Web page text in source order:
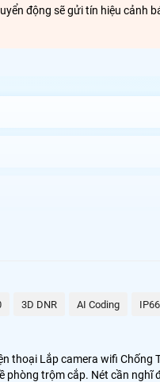
động sẽ gửi tín hiệu cảnh
của sản phẩm bao gồm
không chỉ giúp tiết kiệm
3D DNR AI Coding IP66
thoại Lắp camera wifi Chống
trộm cắp. Nét cần nghĩ